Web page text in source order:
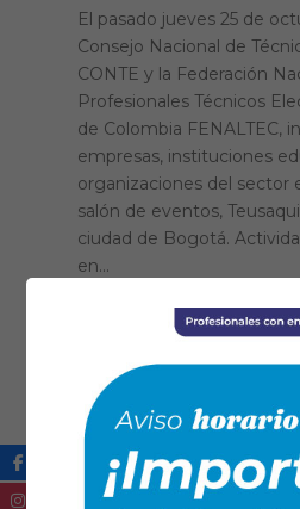
El pasado jueves 25 de
Consejo Nacional de
CONTE y la Federación
Profesionales Técnicos
de Colombia FENALTEC,
empresas, instituciones
organizaciones del sector
salón de eventos,
ciudad de Bogotá.
en...
Leer más...